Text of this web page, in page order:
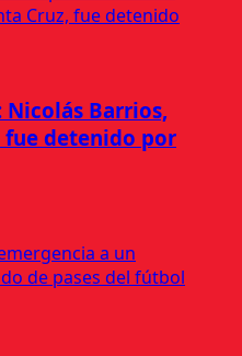
Barrios,
fue detenido por